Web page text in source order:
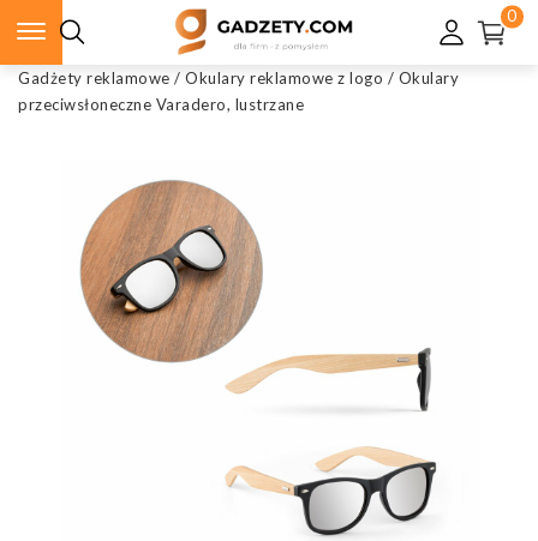
0
Gadżety reklamowe / Okulary reklamowe z logo / Okulary
przeciwsłoneczne Varadero, lustrzane